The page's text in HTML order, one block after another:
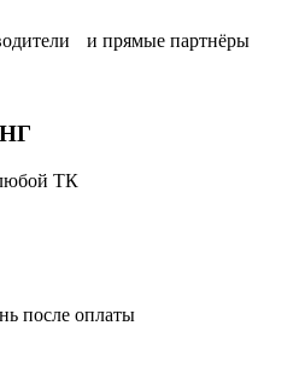
и прямые партнёры
ТК
после оплаты